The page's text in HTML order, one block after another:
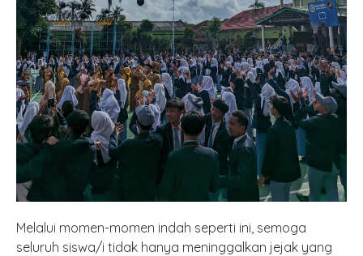
Melalui momen-momen indah seperti ini, semoga
seluruh siswa/i tidak hanya meninggalkan jejak yang